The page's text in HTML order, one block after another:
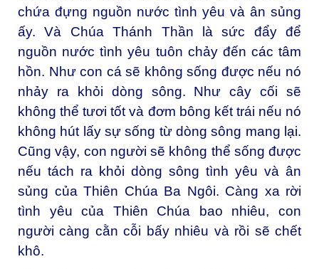
chứa đựng nguồn nước tình yêu và ân sủng
ấy. Và Chúa Thánh Thần là sức đẩy để
nguồn nước tình yêu tuôn chảy đến các tâm
hồn. Như con cá sẽ không sống được nếu nó
nhảy ra khỏi dòng sông. Như cây cối sẽ
không thể tươi tốt và đơm bông kết trái nếu nó
không hút lấy sự sống từ dòng sông mang lại.
Cũng vậy, con người sẽ không thể sống được
nếu tách ra khỏi dòng sông tình yêu và ân
sủng của Thiên Chúa Ba Ngôi. Càng xa rời
tình yêu của Thiên Chúa bao nhiêu, con
người càng cằn cỗi bấy nhiêu và rồi sẽ chết
khô.